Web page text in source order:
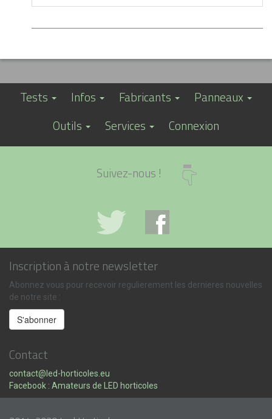
Tests Infos Fabricants
Panneaux
Outils
Services Connexion
Suivez-nous !
Inscription à notre newsletter
Abonnez vous pour recevoir regulierement les dernieres nouvelles
de notre site :
Contact
contact@led-horticoles.eu
Facebook : Amateurs de LED horticoles